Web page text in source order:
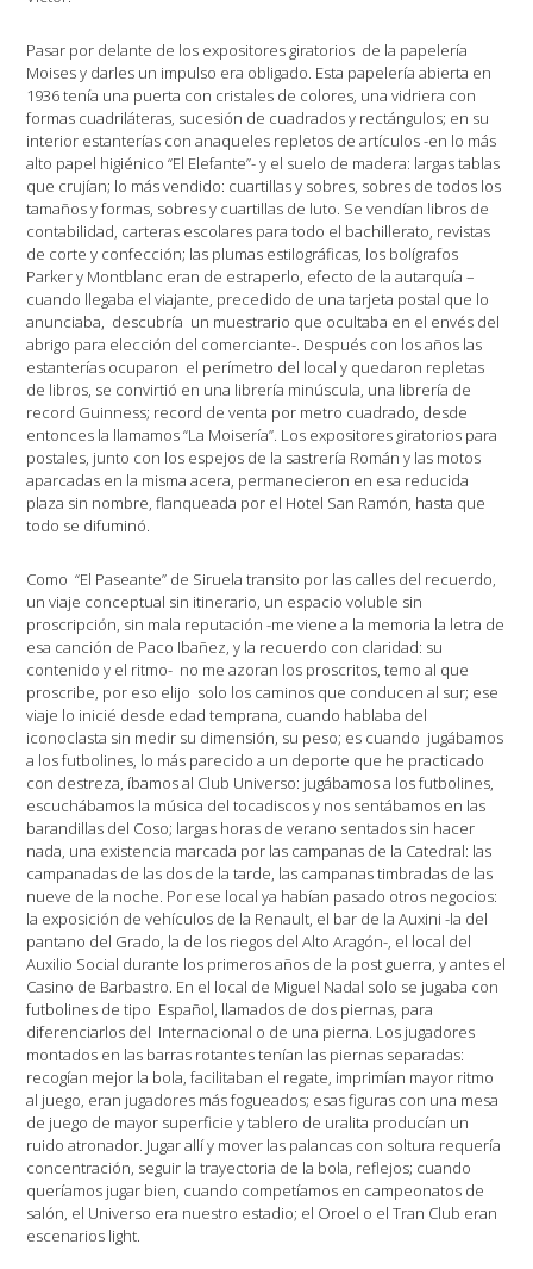
Pasar por delante de los expositores giratorios de la papelería
Moises y darles un impulso era obligado. Esta papelería abierta en
1936 tenía una puerta con cristales de colores, una vidriera con
formas cuadriláteras, sucesión de cuadrados y rectángulos; en su
interior estanterías con anaqueles repletos de artículos -en lo más
alto papel higiénico “El Elefante”- y el suelo de madera: largas tablas
que crujían; lo más vendido: cuartillas y sobres, sobres de todos los
tamaños y formas, sobres y cuartillas de luto. Se vendían libros de
contabilidad, carteras escolares para todo el bachillerato, revistas
de corte y confección; las plumas estilográficas, los bolígrafos
Parker y Montblanc eran de estraperlo, efecto de la autarquía –
cuando llegaba el viajante, precedido de una tarjeta postal que lo
anunciaba, descubría un muestrario que ocultaba en el envés del
abrigo para elección del comerciante-. Después con los años las
estanterías ocuparon el perímetro del local y quedaron repletas
de libros, se convirtió en una librería minúscula, una librería de
record Guinness; record de venta por metro cuadrado, desde
entonces la llamamos “La Moisería”. Los expositores giratorios para
postales, junto con los espejos de la sastrería Román y las motos
aparcadas en la misma acera, permanecieron en esa reducida
plaza sin nombre, flanqueada por el Hotel San Ramón, hasta que
todo se difuminó.
Como “El Paseante” de Siruela transito por las calles del recuerdo,
un viaje conceptual sin itinerario, un espacio voluble sin
proscripción, sin mala reputación -me viene a la memoria la letra de
esa canción de Paco Ibañez, y la recuerdo con claridad: su
contenido y el ritmo- no me azoran los proscritos, temo al que
proscribe, por eso elijo solo los caminos que conducen al sur; ese
viaje lo inicié desde edad temprana, cuando hablaba del
iconoclasta sin medir su dimensión, su peso; es cuando jugábamos
a los futbolines, lo más parecido a un deporte que he practicado
con destreza, íbamos al Club Universo: jugábamos a los futbolines,
escuchábamos la música del tocadiscos y nos sentábamos en las
barandillas del Coso; largas horas de verano sentados sin hacer
nada, una existencia marcada por las campanas de la Catedral: las
campanadas de las dos de la tarde, las campanas timbradas de las
nueve de la noche. Por ese local ya habían pasado otros negocios:
la exposición de vehículos de la Renault, el bar de la Auxini -la del
pantano del Grado, la de los riegos del Alto Aragón-, el local del
Auxilio Social durante los primeros años de la post guerra, y antes el
Casino de Barbastro. En el local de Miguel Nadal solo se jugaba con
futbolines de tipo Español, llamados de dos piernas, para
diferenciarlos del Internacional o de una pierna. Los jugadores
montados en las barras rotantes tenían las piernas separadas:
recogían mejor la bola, facilitaban el regate, imprimían mayor ritmo
al juego, eran jugadores más fogueados; esas figuras con una mesa
de juego de mayor superficie y tablero de uralita producían un
ruido atronador. Jugar allí y mover las palancas con soltura requería
concentración, seguir la trayectoria de la bola, reflejos; cuando
queríamos jugar bien, cuando competíamos en campeonatos de
salón, el Universo era nuestro estadio; el Oroel o el Tran Club eran
escenarios light.